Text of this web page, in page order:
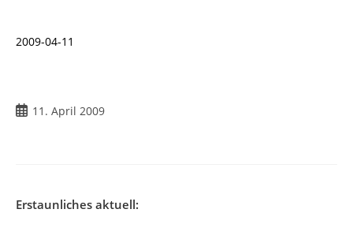
2009-04-11
Beitrag11. April 2009
Erstaunliches aktuell: